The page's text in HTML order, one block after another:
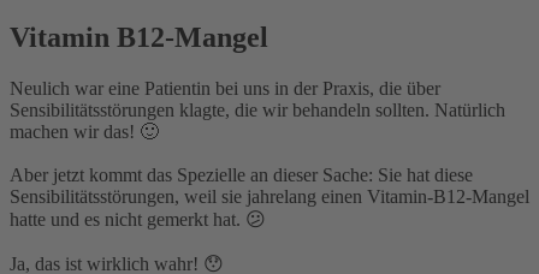
Vitamin B12-Mangel
Neulich war eine Patientin bei uns in der Praxis, die über
Sensibilitätsstörungen klagte, die wir behandeln sollten. Natürlich
machen wir das! 🙂⁣
Aber jetzt kommt das Spezielle an dieser Sache: Sie hat diese
Sensibilitätsstörungen, weil sie jahrelang einen Vitamin-B12-Mangel
hatte und es nicht gemerkt hat. 😕⁣
Ja, das ist wirklich wahr! 😯⁣